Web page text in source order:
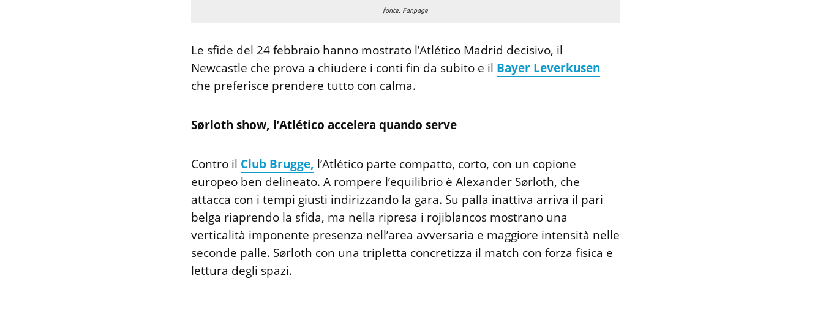
fonte: Fanpage
Le sfide del 24 febbraio hanno mostrato l’Atlético Madrid decisivo, il
Newcastle che prova a chiudere i conti fin da subito e il Bayer Leverkusen
che preferisce prendere tutto con calma.
Sørloth show, l’Atlético accelera quando serve
Contro il Club Brugge, l’Atlético parte compatto, corto, con un copione
europeo ben delineato. A rompere l’equilibrio è Alexander Sørloth, che
attacca con i tempi giusti indirizzando la gara. Su palla inattiva arriva il pari
belga riaprendo la sfida, ma nella ripresa i rojiblancos mostrano una
verticalità imponente presenza nell’area avversaria e maggiore intensità nelle
seconde palle. Sørloth con una tripletta concretizza il match con forza fisica e
lettura degli spazi.